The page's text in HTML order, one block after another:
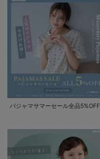
パジャマサマーセール全品5%OFF